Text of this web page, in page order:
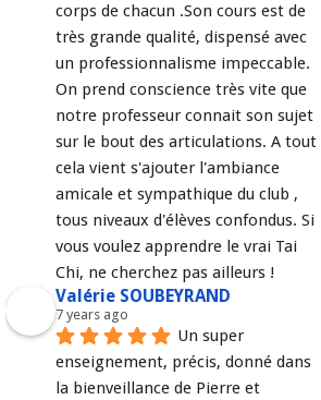
corps de chacun .Son cours est de
très grande qualité, dispensé avec
un professionnalisme impeccable.
On prend conscience très vite que
notre professeur connait son sujet
sur le bout des articulations. A tout
cela vient s'ajouter l'ambiance
amicale et sympathique du club ,
tous niveaux d'élèves confondus. Si
vous voulez apprendre le vrai Tai
Chi, ne cherchez pas ailleurs !
Valérie SOUBEYRAND
7 years ago
Un super
enseignement, précis, donné dans
la bienveillance de Pierre et